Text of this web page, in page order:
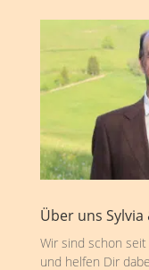
Über uns Sylvia
Wir sind schon
und helfen Dir